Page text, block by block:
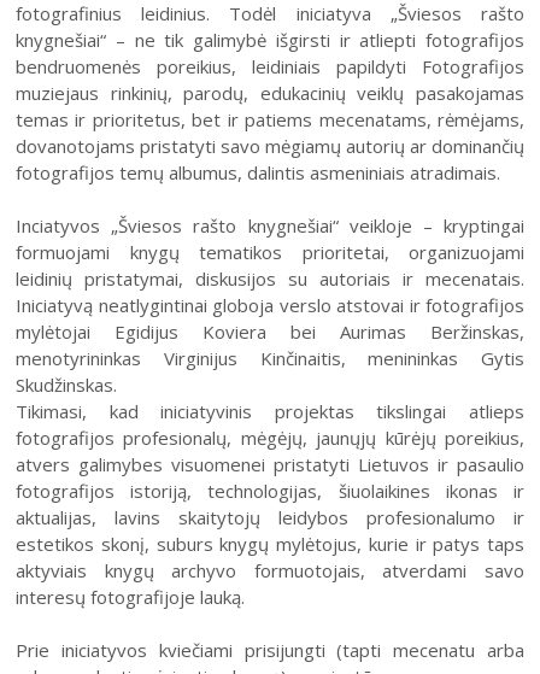
2020 (XVII festivalis)
2019 (XVI festivalis)
2018 (XV festivalis)
2004–2017 m. festivalis
fotografinius leidinius. Todėl iniciatyva „Šviesos rašto
knygnešiai“ – ne tik galimybė išgirsti ir atliepti fotografijos
bendruomenės poreikius, leidiniais papildyti Fotografijos
muziejaus rinkinių, parodų, edukacinių veiklų pasakojamas
temas ir prioritetus, bet ir patiems mecenatams, rėmėjams,
dovanotojams pristatyti savo mėgiamų autorių ar dominančių
fotografijos temų albumus, dalintis asmeniniais atradimais.
Inciatyvos „Šviesos rašto knygnešiai“ veikloje – kryptingai
formuojami knygų tematikos prioritetai, organizuojami
leidinių pristatymai, diskusijos su autoriais ir mecenatais.
Iniciatyvą neatlygintinai globoja verslo atstovai ir fotografijos
mylėtojai Egidijus Koviera bei Aurimas Beržinskas,
menotyrininkas Virginijus Kinčinaitis, menininkas Gytis
Skudžinskas.
Tikimasi, kad iniciatyvinis projektas tikslingai atlieps
fotografijos profesionalų, mėgėjų, jaunųjų kūrėjų poreikius,
atvers galimybes visuomenei pristatyti Lietuvos ir pasaulio
fotografijos istoriją, technologijas, šiuolaikines ikonas ir
aktualijas, lavins skaitytojų leidybos profesionalumo ir
estetikos skonį, suburs knygų mylėtojus, kurie ir patys taps
aktyviais knygų archyvo formuotojais, atverdami savo
interesų fotografijoje lauką.
Prie iniciatyvos kviečiami prisijungti (tapti mecenatu arba